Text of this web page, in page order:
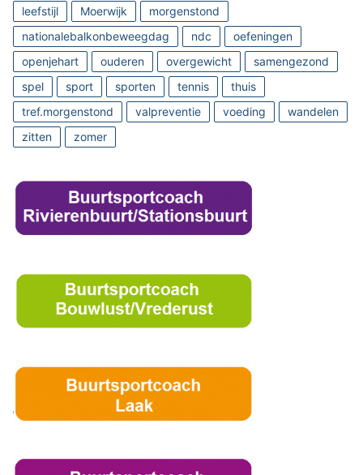
leefstijl
Moerwijk
morgenstond
nationalebalkonbeweegdag
ndc
oefeningen
openjehart
ouderen overgewicht
samengezond
spel
sport sporten tennis
thuis
tref.morgenstond
valpreventie voeding
wandelen
zitten
zomer